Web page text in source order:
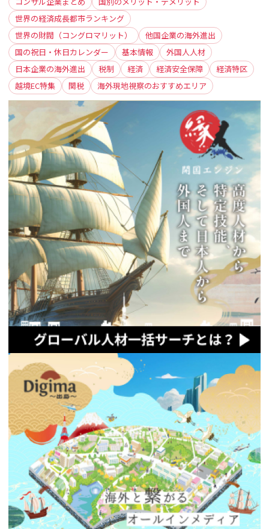
世界の経済成長都市ランキング
世界の財閥（コングロマリット）
他国企業の海外進出
国の祝日・休日カレンダー
基本情報
外国人人材
日本企業の海外進出
税制 経済 経済安全保障
経済特区
越境EC特集
関税 海外現地視察のおすすめエリア